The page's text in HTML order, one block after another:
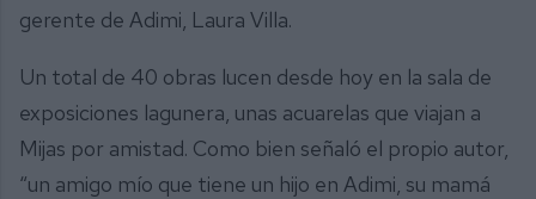
gerente de Adimi, Laura Villa.
Un total de 40 obras lucen desde hoy en la sala de
exposiciones lagunera, unas acuarelas que viajan a
Mijas por amistad. Como bien señaló el propio autor,
“un amigo mío que tiene un hijo en Adimi, su mamá